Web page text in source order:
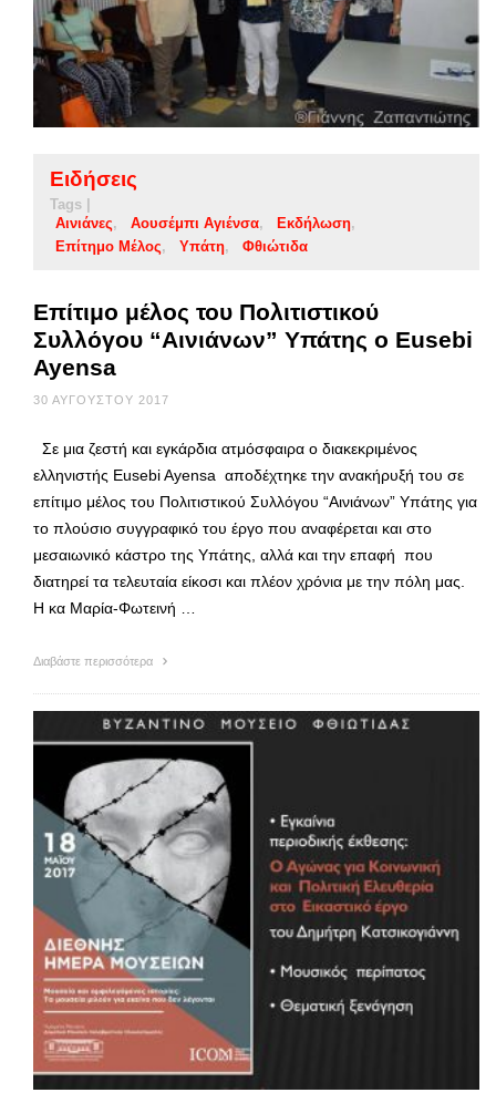
Ειδήσεις
Tags |
Αινιάνες
Αουσέμπι Αγιένσα
Εκδήλωση
Επίτημο Μέλος
Υπάτη Φθιώτιδα
Επίτιμο μέλος του Πολιτιστικού
Συλλόγου “Αινιάνων” Υπάτης ο Eusebi
Ayensa
30 ΑΥΓΟΎΣΤΟΥ 2017
Σε μια ζεστή και εγκάρδια ατμόσφαιρα ο διακεκριμένος
ελληνιστής Eusebi Ayensa αποδέχτηκε την ανακήρυξή του σε
επίτιμο μέλος του Πολιτιστικού Συλλόγου “Αινιάνων” Υπάτης για
το πλούσιο συγγραφικό του έργο που αναφέρεται και στο
μεσαιωνικό κάστρο της Υπάτης, αλλά και την επαφή που
διατηρεί τα τελευταία είκοσι και πλέον χρόνια με την πόλη μας.
Η κα Μαρία-Φωτεινή …
Διαβάστε περισσότερα